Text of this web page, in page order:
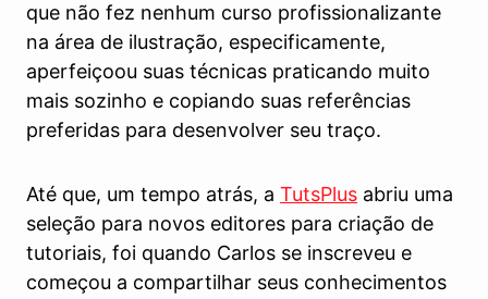
que não fez nenhum curso profissionalizante
na área de ilustração, especificamente,
aperfeiçoou suas técnicas praticando muito
mais sozinho e copiando suas referências
preferidas para desenvolver seu traço.
Até que, um tempo atrás, a TutsPlus abriu uma
seleção para novos editores para criação de
tutoriais, foi quando Carlos se inscreveu e
começou a compartilhar seus conhecimentos